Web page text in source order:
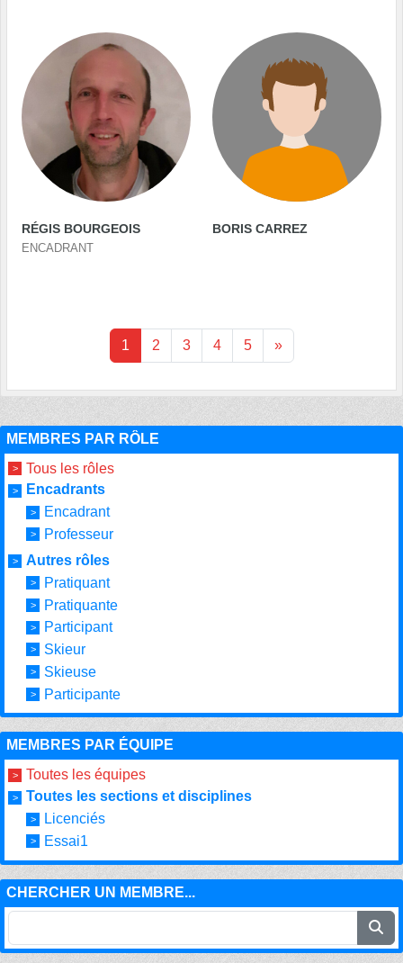
RÉGIS BOURGEOIS
ENCADRANT
BORIS CARREZ
1 2 3 4 5 »
MEMBRES PAR RÔLE
Tous les rôles
Encadrants
Encadrant
Professeur
Autres rôles
Pratiquant
Pratiquante
Participant
Skieur
Skieuse
Participante
MEMBRES PAR ÉQUIPE
Toutes les équipes
Toutes les sections et disciplines
Licenciés
Essai1
CHERCHER UN MEMBRE...